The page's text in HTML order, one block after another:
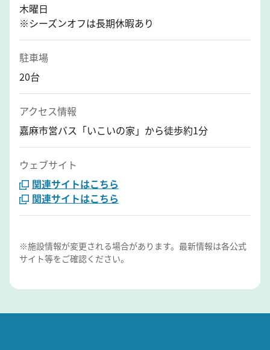
木曜日
※シーズンオフは長期休暇あり
駐車場
20台
アクセス情報
嘉麻市営バス「いこいの家」から徒歩約1分
ウェブサイト
関連サイトはこちら
関連サイトはこちら
※施設情報が変更される場合があります。最新情報は各公式
サイト等をご確認ください。